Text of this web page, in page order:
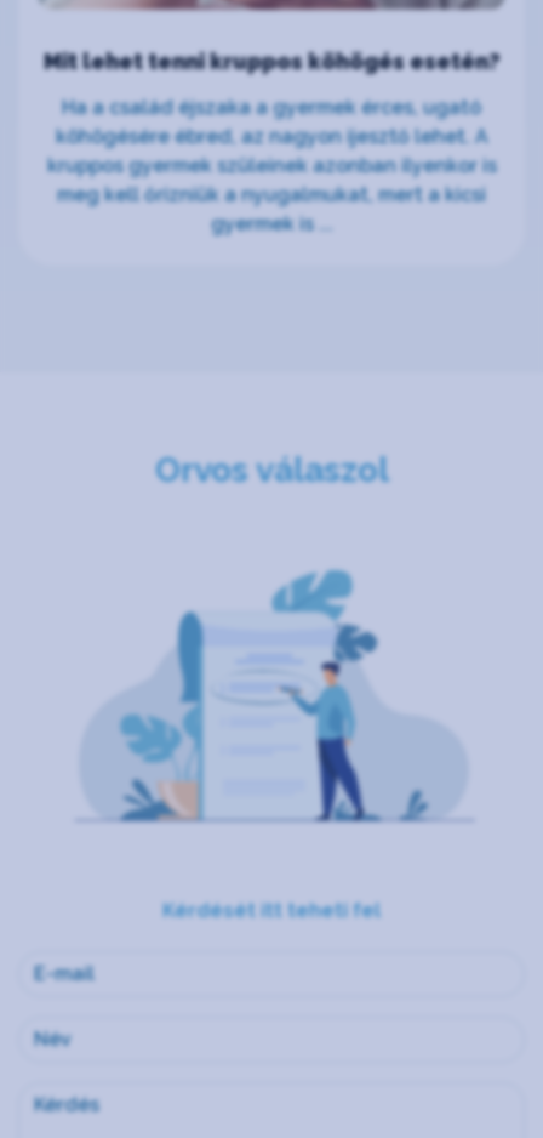
Mit lehet tenni kruppos köhögés esetén?
Ha a család éjszaka a gyermek érces, ugató
köhögésére ébred, az nagyon ijesztő lehet. A
kruppos gyermek szüleinek azonban ilyenkor is
meg kell őrizniük a nyugalmukat, mert a kicsi
gyermek is ...
Orvos válaszol
Kérdését itt teheti fel